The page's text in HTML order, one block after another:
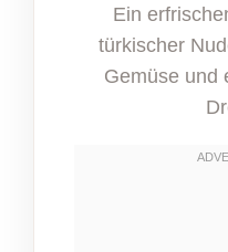
Ein
türkischer
Gemüse und